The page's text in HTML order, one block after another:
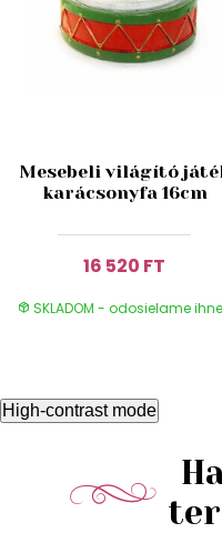
Mesebeli világító
karácsonyfa 16cm
16 520 FT
SKLADOM - odosielame
High-contrast mode